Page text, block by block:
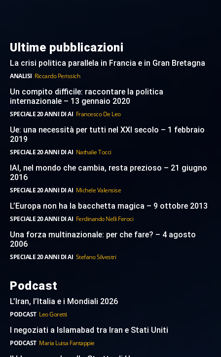
Ultime pubblicazioni
La crisi politica parallela in Francia e in Gran Bretagna
ANALISI Riccardo Perissich
Un compito difficile: raccontare la politica
internazionale – 13 gennaio 2020
SPECIALE 20 ANNI DI AI Francesco De Leo
Ue: una necessità per tutti nel XXI secolo – 1 febbraio
2019
SPECIALE 20 ANNI DI AI Nathalie Tocci
IAI, nel mondo che cambia, resta prezioso – 21 giugno
2016
SPECIALE 20 ANNI DI AI Michele Valensise
L’Europa non ha la bacchetta magica – 9 ottobre 2013
SPECIALE 20 ANNI DI AI Ferdinando Nelli Feroci
Una forza multinazionale: per che fare? – 4 agosto
2006
SPECIALE 20 ANNI DI AI Stefano Silvestri
Podcast
L’Iran, l’Italia e i Mondiali 2026
PODCAST Leo Goretti
I negoziati a Islamabad tra Iran e Stati Uniti
PODCAST Maria Luisa Fantappie